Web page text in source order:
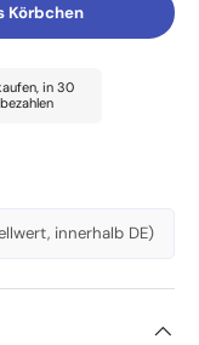
Körbchen
in 30
innerhalb DE)